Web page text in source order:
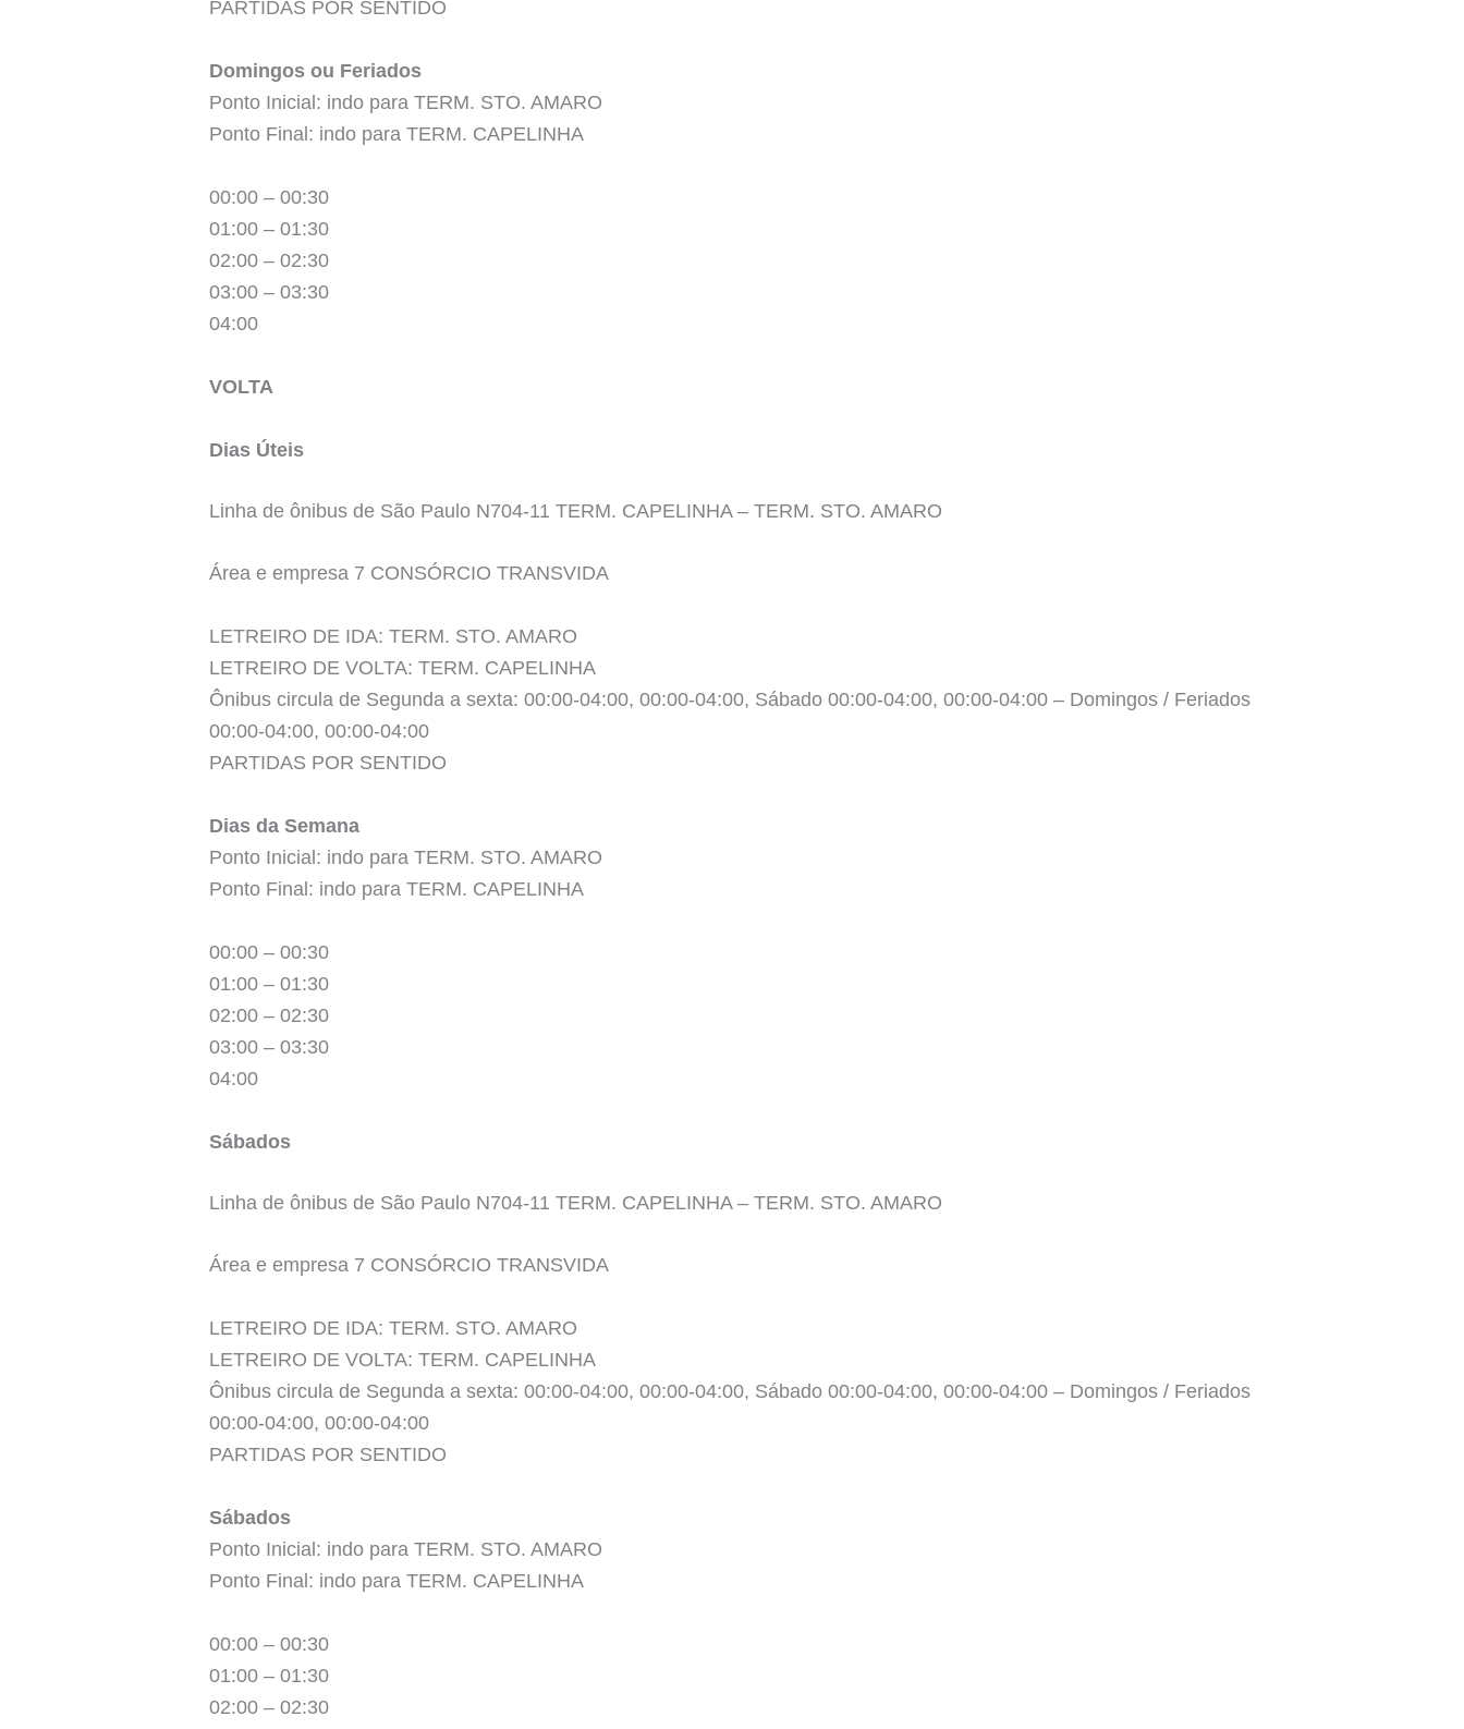
PARTIDAS POR SENTIDO
Domingos ou Feriados
Ponto Inicial: indo para TERM. STO. AMARO
Ponto Final: indo para TERM. CAPELINHA
00:00 – 00:30
01:00 – 01:30
02:00 – 02:30
03:00 – 03:30
04:00
VOLTA
Dias Úteis
Linha de ônibus de São Paulo N704-11 TERM. CAPELINHA – TERM. STO. AMARO
Área e empresa 7 CONSÓRCIO TRANSVIDA
LETREIRO DE IDA: TERM. STO. AMARO
LETREIRO DE VOLTA: TERM. CAPELINHA
Ônibus circula de Segunda a sexta: 00:00-04:00, 00:00-04:00, Sábado 00:00-04:00, 00:00-04:00 – Domingos / Feriados
00:00-04:00, 00:00-04:00
PARTIDAS POR SENTIDO
Dias da Semana
Ponto Inicial: indo para TERM. STO. AMARO
Ponto Final: indo para TERM. CAPELINHA
00:00 – 00:30
01:00 – 01:30
02:00 – 02:30
03:00 – 03:30
04:00
Sábados
Linha de ônibus de São Paulo N704-11 TERM. CAPELINHA – TERM. STO. AMARO
Área e empresa 7 CONSÓRCIO TRANSVIDA
LETREIRO DE IDA: TERM. STO. AMARO
LETREIRO DE VOLTA: TERM. CAPELINHA
Ônibus circula de Segunda a sexta: 00:00-04:00, 00:00-04:00, Sábado 00:00-04:00, 00:00-04:00 – Domingos / Feriados
00:00-04:00, 00:00-04:00
PARTIDAS POR SENTIDO
Sábados
Ponto Inicial: indo para TERM. STO. AMARO
Ponto Final: indo para TERM. CAPELINHA
00:00 – 00:30
01:00 – 01:30
02:00 – 02:30